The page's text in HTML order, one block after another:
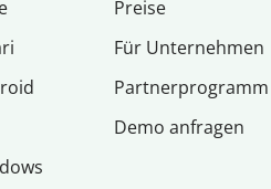
Preise
Für Unternehmen
Partnerprogramm
Demo anfragen